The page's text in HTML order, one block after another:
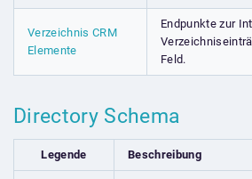
Verzeichnis CRM
Elemente
Endpunkte zur
Feld.
Directory Schema
Legende Beschreibung